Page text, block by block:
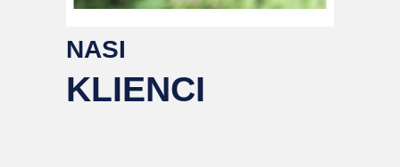
NASI
KLIENCI